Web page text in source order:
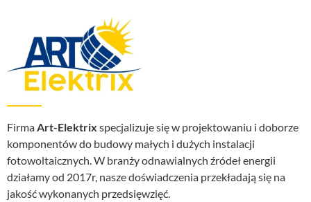
FirmaArt-Elektrix specjalizuje się w projektowaniu i doborze
komponentów do budowy małych i dużych instalacji
fotowoltaicznych. W branży odnawialnych źródeł energii
działamy od 2017r, nasze doświadczenia przekładają się na
jakość wykonanych przedsięwzięć.